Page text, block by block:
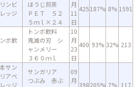
ンビ
ッジ
ほうじ煎茶
ＰＥＴ ５２
５ｍｌ×２４
月
11
日
425187% 8% 1591
ボ飲
トンボ飲料
鬼滅の刃 シ
ャンメリー
３６０ｍｌ
10
月
23
日
400 93% 32% 213
サン
アベ
ッジ
サンガリア
つぶみ 赤ぶ
09
月
398205% 7% 117